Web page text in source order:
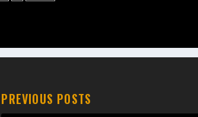
PREVIOUS POSTS